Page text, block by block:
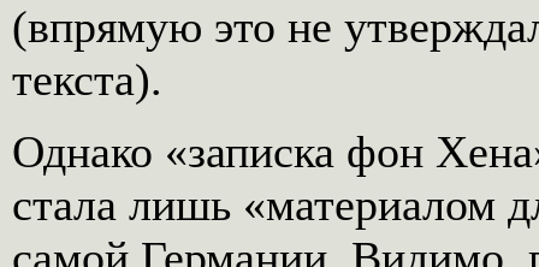
(впрямую это не
текста).
Однако «записка фон
стала лишь «материалом